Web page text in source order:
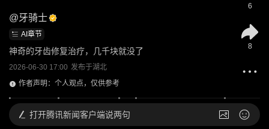
@牙骑士
AI章节
神奇的牙齿修复治疗，几千块就没了
2026-06-30 17:00 发布于湖北
作者声明：个人观点，仅供参考
6
8
打开腾讯新闻客户端说两句